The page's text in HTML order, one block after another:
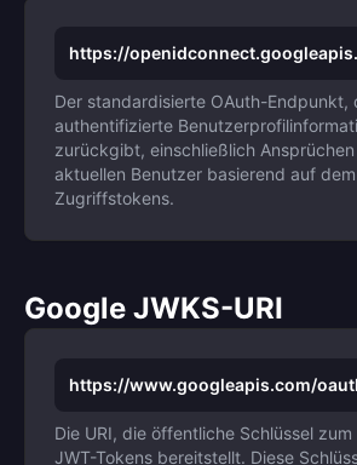
https://
Der standardisierte OAuth-Endpunkt,
authentifizierte
zurückgibt, einschließlich
aktuellen Benutzer basierend auf
Zugriffstokens.
Google JWKS-URI
https://www.googleapis.com/
Die URI, die öffentliche Schlüssel
JWT-Tokens bereitstellt. Diese